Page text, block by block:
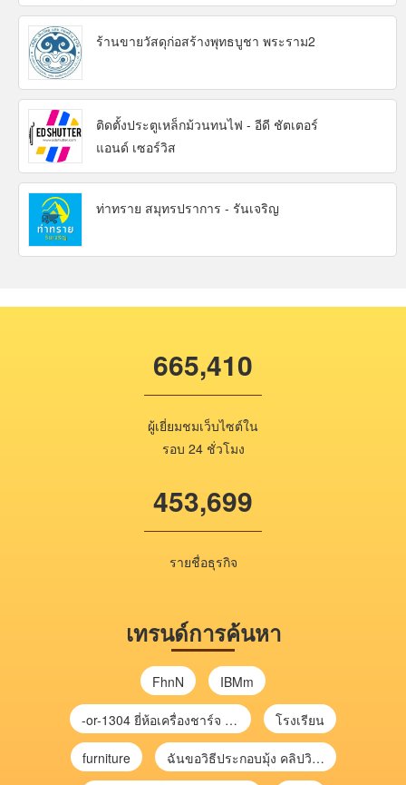
ร้านขายวัสดุก่อสร้างพุทธบูชา พระราม2
ติดตั้งประตูเหล็กม้วนทนไฟ - อีดี ชัตเตอร์
แอนด์ เซอร์วิส
ท่าทราย สมุทรปราการ - รันเจริญ
665,410
ผู้เยี่ยมชมเว็บไซต์ใน
รอบ 24 ชั่วโมง
453,699
รายชื่อธุรกิจ
เทรนด์การค้นหา
FhnN IBMm
-or-1304 ยี่ห้อเครื่องชาร์จ chargecore โรงเรียน
furniture ฉันขอวิธีประกอบมุ้ง คลิปวิดีโอ การประกอบมุ้ง